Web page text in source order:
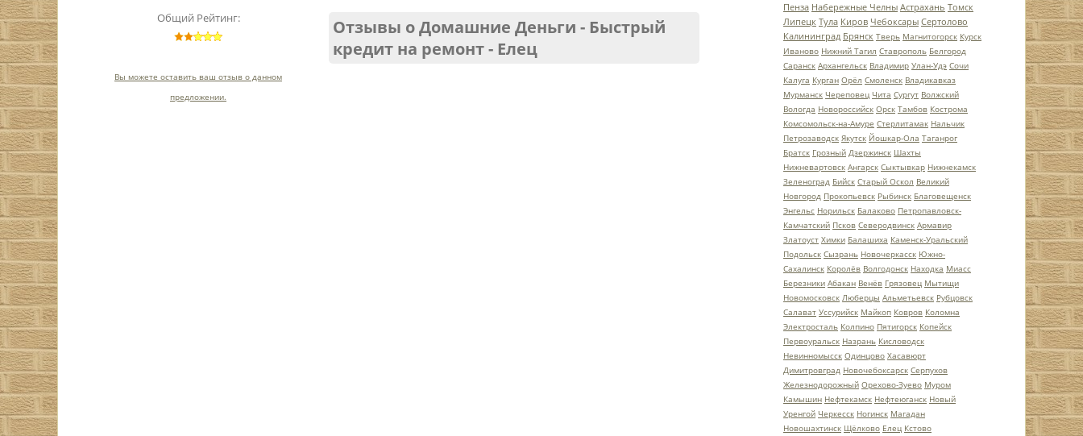
Общий Рейтинг:
Вы можете оставить ваш отзыв о данном
предложении.
Отзывы о Домашние Деньги - Быстрый
кредит на ремонт - Елец
Пенза Набережные Челны Астрахань Томск
Липецк Тула Киров Чебоксары Сертолово
Калининград Брянск Тверь Магнитогорск Курск
Иваново Нижний Тагил Ставрополь Белгород
Саранск Архангельск Владимир Улан-Удэ Сочи
Калуга Курган Орёл Смоленск Владикавказ
Мурманск Череповец Чита Сургут Волжский
Вологда Новороссийск Орск Тамбов Кострома
Комсомольск-на-Амуре Стерлитамак Нальчик
Петрозаводск Якутск Йошкар-Ола Таганрог
Братск Грозный Дзержинск Шахты
Нижневартовск Ангарск Сыктывкар Нижнекамск
Зеленоград Бийск Старый Оскол Великий
Новгород Прокопьевск Рыбинск Благовещенск
Энгельс Норильск Балаково Петропавловск-
Камчатский Псков Северодвинск Армавир
Златоуст Химки Балашиха Каменск-Уральский
Подольск Сызрань Новочеркасск Южно-
Сахалинск Королёв Волгодонск Находка Миасс
Березники Абакан Венёв Грязовец Мытищи
Новомосковск Люберцы Альметьевск Рубцовск
Салават Уссурийск Майкоп Ковров Коломна
Электросталь Колпино Пятигорск Копейск
Первоуральск Назрань Кисловодск
Невинномысск Одинцово Хасавюрт
Димитровград Новочебоксарск Серпухов
Железнодорожный Орехово-Зуево Муром
Камышин Нефтекамск Нефтеюганск Новый
Уренгой Черкесск Ногинск Магадан
Новошахтинск Щёлково Елец Кстово